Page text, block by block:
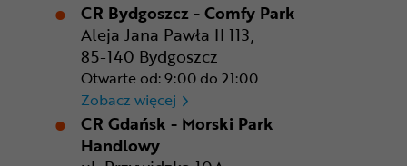
CR Bydgoszcz - Comfy Park
Aleja Jana Pawła II 113,
85-140 Bydgoszcz
Otwarte od: 9:00 do 21:00
Zobacz więcej CR Bydgoszcz - Comfy Park
CR Gdańsk - Morski Park
Handlowy